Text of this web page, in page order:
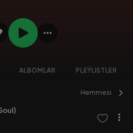
ALBOMLAR PLEÝLISTLER
Hemmesi